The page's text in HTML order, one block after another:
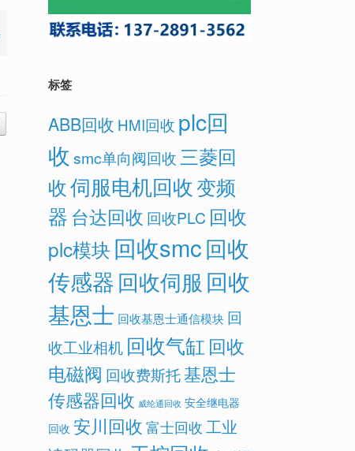
标签
ABB回收 HMI回收 plc回
收 smc单向阀回收三菱回
收伺服电机回收变频
器 台达回收 回收PLC 回收
plc模块 回收smc回收
传感器回收伺服 回收
基恩士 回收基恩士通信模块 回
收工业相机 回收气缸 回收
电磁阀 回收费斯托基恩士
传感器回收 威纶通回收 安全继电器
回收 安川回收 富士回收 工业